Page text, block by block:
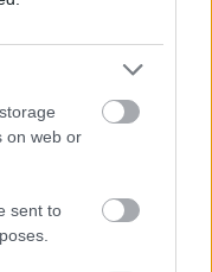
on web or
sent to
akar
kell futnia" -
és a